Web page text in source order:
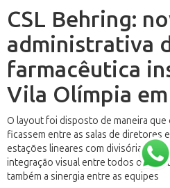
CSL Behring:
administrativa
farmacêutica
Vila Olímpia
O layout foi disposto de maneira
ficassem entre as salas de diretores
estações lineares com divisórias
integração visual entre todos os
também a sinergia entre as equipes